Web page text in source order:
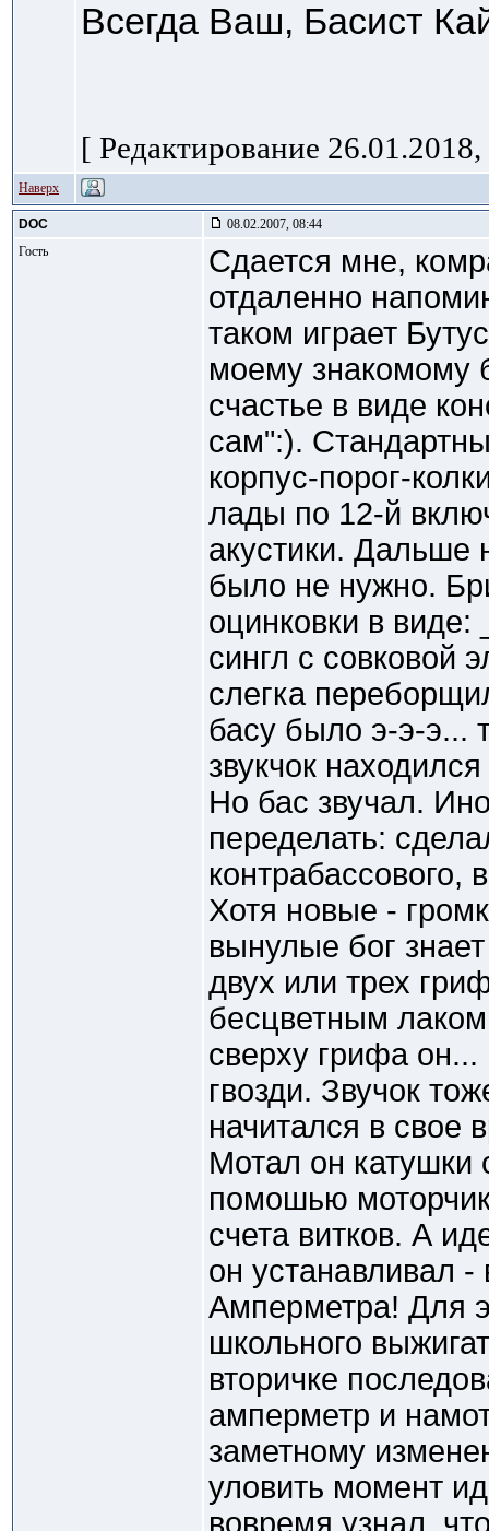
Всегда Ваш, Басист
[ Редактирование
Наверх
DOC
08.02.2007, 08:44
Гость
Сдается мне,
отдаленно
таком играет
моему знакомому
счастье в виде
сам":).
корпус-порог-
лады по 12-й
акустики. Дальше
было не нужно.
оцинковки в
сингл с совковой
слегка
басу было э-э-э...
звукчок
Но бас звучал.
переделать:
Хотя новые -
вынулые бог
двух или трех
бесцветным
сверху грифа
гвозди. Звучок
начитался в свое
Мотал он катушки
помошью
счета витков. А
он устанавливал
Амперметра! Для
школьного
вторичке
амперметр и
заметному
уловить момент
вовремя узнал,